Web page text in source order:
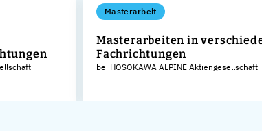
Masterarbeit
Masterarbeiten in
Fachrichtungen
bei HOSOKAWA ALPINE Aktiengesellschaft